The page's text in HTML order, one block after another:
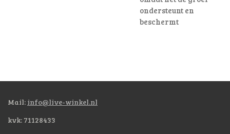
ondersteunt en
beschermt
Mail: info@live-winkel.nl
kvk: 71128433